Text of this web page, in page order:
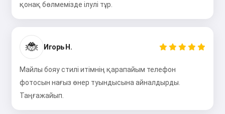
қонақ бөлмемізде ілулі тұр.
🐞 Игорь Н.
Майлы бояу стилі итімнің қарапайым телефон
фотосын нағыз өнер туындысына айналдырды.
Таңғажайып.